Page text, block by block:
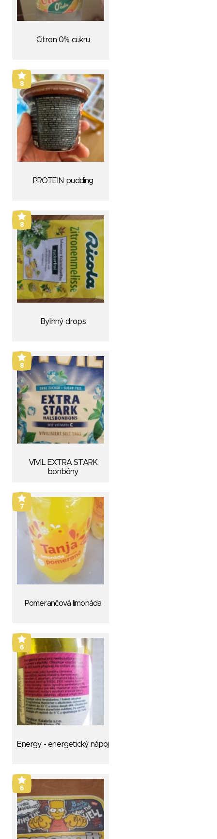
Citron 0% cukru
8
PROTEIN pudding
8
Bylinný drops
8
VIVIL EXTRA STARK
bonbóny
7
Pomerančová limonáda
6
Energy - energetický nápoj
6